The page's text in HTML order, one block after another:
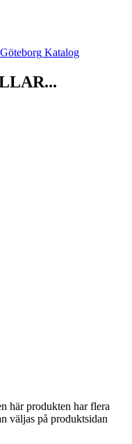
Katalog
här produkten har flera
väljas på produktsidan